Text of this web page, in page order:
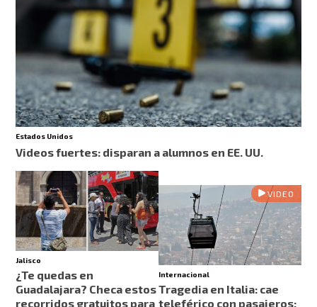
Estados Unidos
Videos fuertes: disparan a alumnos en EE. UU.
Jalisco
¿Te quedas en
Guadalajara? Checa estos
recorridos gratuitos para
VIDEO
Internacional
Tragedia en Italia: cae
teleférico con pasajeros;